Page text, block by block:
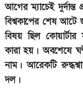
আগের ম্যাচেই দুর্দান্ত
বিশ্বকাপের শেষ আটে
বিষয় ছিল কোয়ার্টার
কারা হয়। অবশেষে
নাম। আরেকটি
দল।